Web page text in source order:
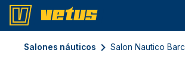
Salones náuticos Salon Nautico